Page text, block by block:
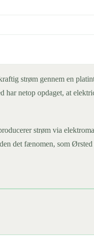
strøm gennem en
netop opdaget, at
strøm via
det fænomen, som